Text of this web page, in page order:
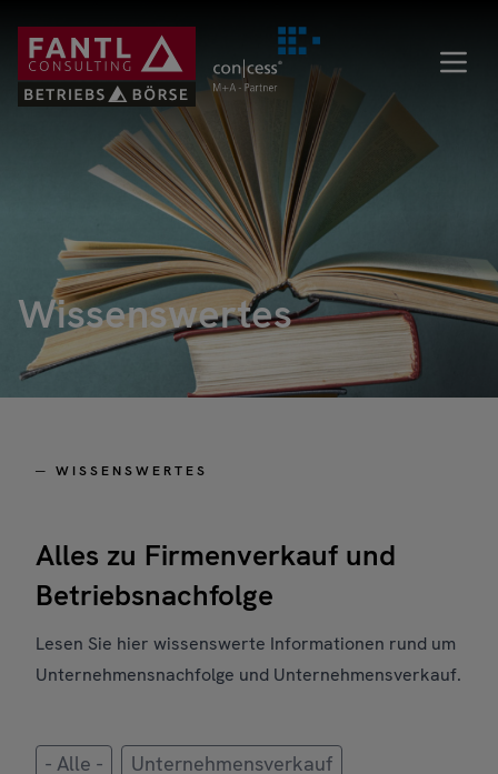
zum
Inhalt
Wissenswertes
─ WISSENSWERTES
Alles zu Firmenverkauf und
Betriebsnachfolge
Lesen Sie hier wissenswerte Informationen rund um
Unternehmensnachfolge und Unternehmensverkauf.
- Alle -
Unternehmensverkauf